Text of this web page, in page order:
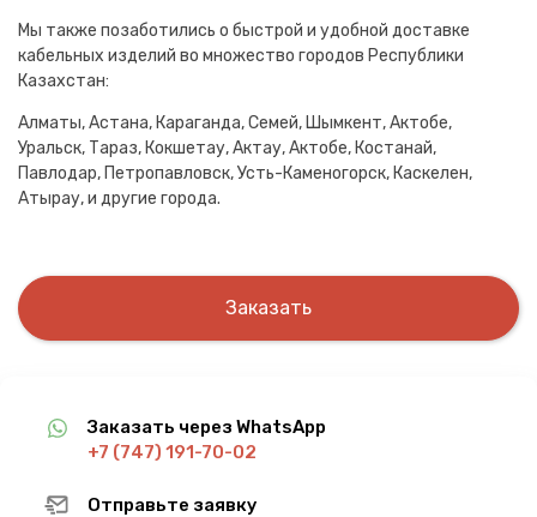
Мы также позаботились о быстрой и удобной доставке
кабельных изделий во множество городов Республики
Казахстан:
Алматы, Астана, Караганда, Семей, Шымкент, Актобе,
Уральск, Тараз, Кокшетау, Актау, Актобе, Костанай,
Павлодар, Петропавловск, Усть-Каменогорск, Каскелен,
Атырау, и другие города.
Заказать
Заказать через WhatsApp
+7 (747) 191-70-02
Отправьте заявку